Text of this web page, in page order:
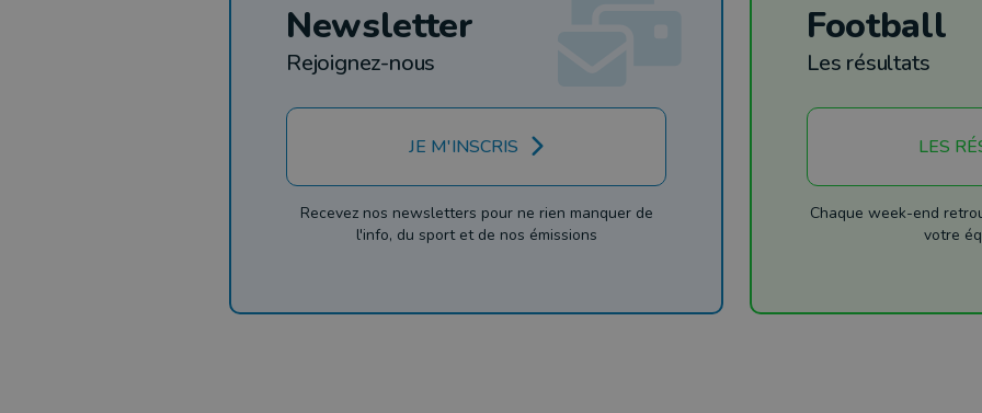
Newsletter
Rejoignez-nous
JE M'INSCRIS
Recevez nos newsletters pour ne rien manquer de
l'info, du sport et de nos émissions
Football
Les résultats
LES
Chaque week-end
votre